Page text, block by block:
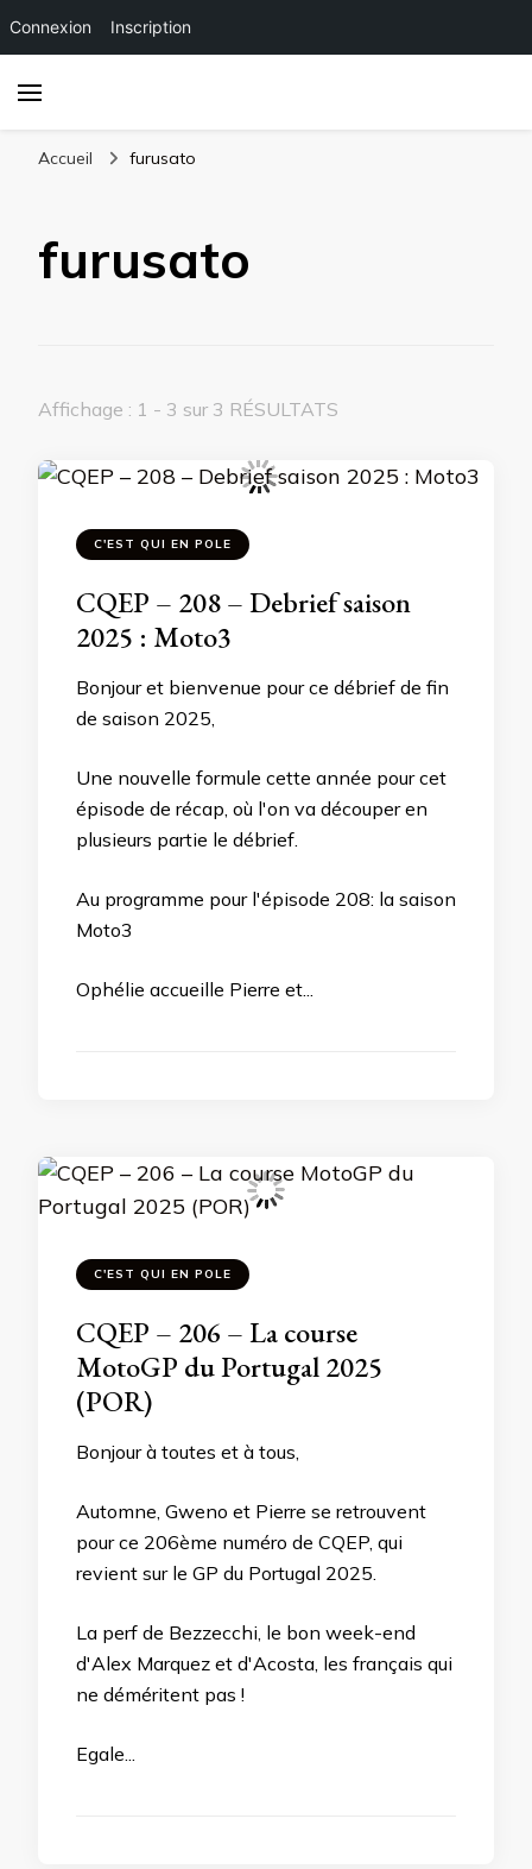
Connexion Inscription
Accueil furusato
furusato
Affichage : 1 - 3 sur 3 RÉSULTATS
C'EST QUI EN POLE
CQEP – 208 – Debrief saison
2025 : Moto3
Bonjour et bienvenue pour ce débrief de fin
de saison 2025,
Une nouvelle formule cette année pour cet
épisode de récap, où l'on va découper en
plusieurs partie le débrief.
Au programme pour l'épisode 208: la saison
Moto3
Ophélie accueille Pierre et...
C'EST QUI EN POLE
CQEP – 206 – La course
MotoGP du Portugal 2025
(POR)
Bonjour à toutes et à tous,
Automne, Gweno et Pierre se retrouvent
pour ce 206ème numéro de CQEP, qui
revient sur le GP du Portugal 2025.
La perf de Bezzecchi, le bon week-end
d'Alex Marquez et d'Acosta, les français qui
ne déméritent pas !
Egale...